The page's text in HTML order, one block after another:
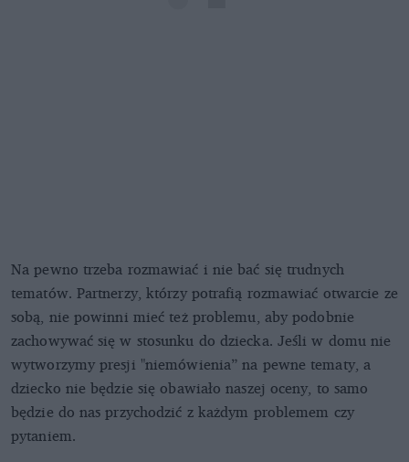
Na pewno trzeba rozmawiać i nie bać się trudnych
tematów. Partnerzy, którzy potrafią rozmawiać otwarcie ze
sobą, nie powinni mieć też problemu, aby podobnie
zachowywać się w stosunku do dziecka. Jeśli w domu nie
wytworzymy presji "niemówienia” na pewne tematy, a
dziecko nie będzie się obawiało naszej oceny, to samo
będzie do nas przychodzić z każdym problemem czy
pytaniem.